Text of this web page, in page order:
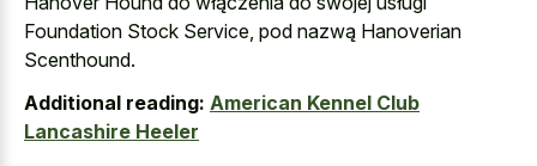
Foundation Stock Service, pod nazwą Hanoverian
Scenthound.
Additional reading: American Kennel Club
Lancashire Heeler